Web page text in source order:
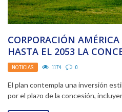
CORPORACIÓN
HASTA EL 2053 LA
AEROPUERTO DE
NOTICIAS 1174 0
El plan contempla una inversión
por el plazo de la concesión,